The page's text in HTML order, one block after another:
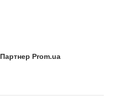
Партнер Prom.ua